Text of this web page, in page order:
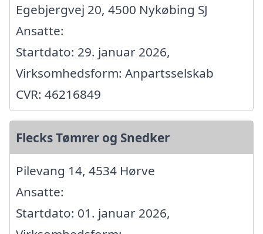
Egebjergvej 20, 4500 Nykøbing SJ
Ansatte:
Startdato: 29. januar 2026,
Virksomhedsform: Anpartsselskab
CVR: 46216849
Flecks Tømrer og Snedker
Pilevang 14, 4534 Hørve
Ansatte:
Startdato: 01. januar 2026,